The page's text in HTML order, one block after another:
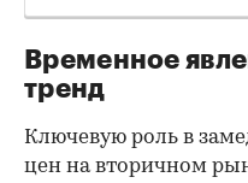
Временное
тренд
Ключевую роль в
цен на вторичном